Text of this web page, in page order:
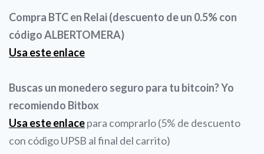
Compra BTC en Relai (descuento de un 0.5% con
código ALBERTOMERA)
Usa este enlace
Buscas un monedero seguro para tu bitcoin? Yo
recomiendo Bitbox
Usa este enlacepara comprarlo (5% de descuento
con código UPSB al final del carrito)